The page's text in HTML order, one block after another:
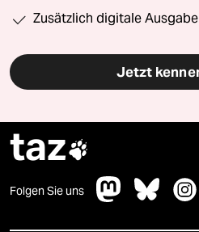
Zusätzlich digitale
Jetzt
taz
Folgen Sie uns